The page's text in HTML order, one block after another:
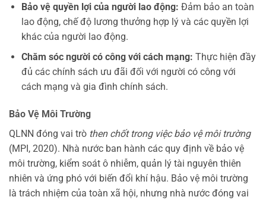
Bảo vệ quyền lợi của người lao động: Đảm bảo an toàn
lao động, chế độ lương thưởng hợp lý và các quyền lợi
khác của người lao động.
Chăm sóc người có công với cách mạng: Thực hiện đầy
đủ các chính sách ưu đãi đối với người có công với
cách mạng và gia đình chính sách.
Bảo Vệ Môi Trường
QLNN đóng vai trò then chốt trong việc bảo vệ môi trường
(MPI, 2020). Nhà nước ban hành các quy định về bảo vệ
môi trường, kiểm soát ô nhiễm, quản lý tài nguyên thiên
nhiên và ứng phó với biến đổi khí hậu. Bảo vệ môi trường
là trách nhiệm của toàn xã hội, nhưng nhà nước đóng vai